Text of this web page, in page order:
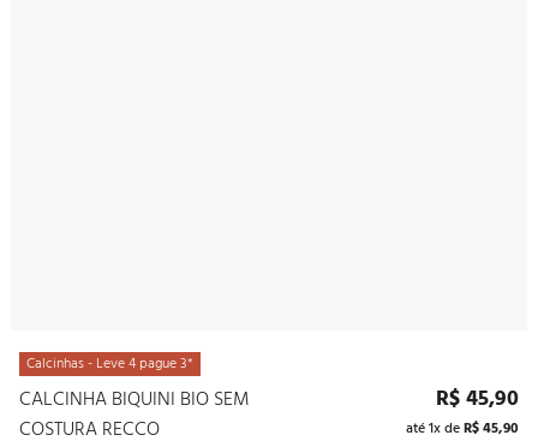
Calcinhas - Leve 4 pague 3*
CALCINHA BIQUINI BIO SEM
COSTURA RECCO
R$45,90
até1x deR$45,90